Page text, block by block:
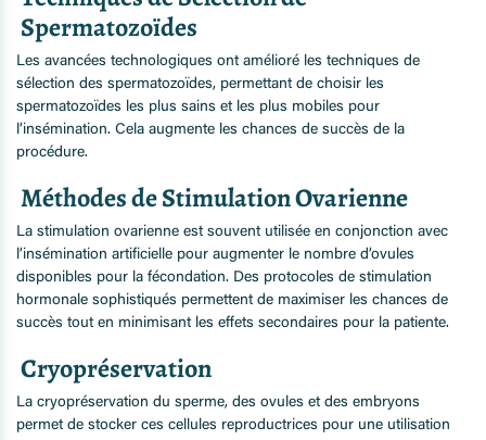
Spermatozoïdes
Les avancées technologiques ont amélioré les techniques de
sélection des spermatozoïdes, permettant de choisir les
spermatozoïdes les plus sains et les plus mobiles pour
l’insémination. Cela augmente les chances de succès de la
procédure.
Méthodes de Stimulation Ovarienne
La stimulation ovarienne est souvent utilisée en conjonction avec
l’insémination artificielle pour augmenter le nombre d’ovules
disponibles pour la fécondation. Des protocoles de stimulation
hormonale sophistiqués permettent de maximiser les chances de
succès tout en minimisant les effets secondaires pour la patiente.
Cryopréservation
La cryopréservation du sperme, des ovules et des embryons
permet de stocker ces cellules reproductrices pour une utilisation